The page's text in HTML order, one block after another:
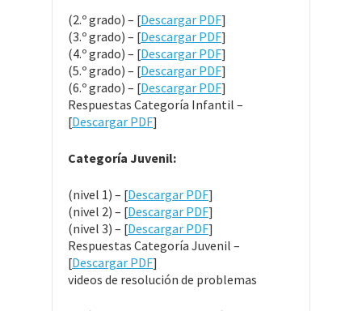
(2.º grado) – [Descargar PDF]
(3.º grado) – [Descargar PDF]
(4.º grado) – [Descargar PDF]
(5.º grado) – [Descargar PDF]
(6.º grado) – [Descargar PDF]
Respuestas Categoría Infantil –
[Descargar PDF]
Categoría Juvenil:
(nivel 1) – [Descargar PDF]
(nivel 2) – [Descargar PDF]
(nivel 3) – [Descargar PDF]
Respuestas Categoría Juvenil –
[Descargar PDF]
videos de resolución de problemas